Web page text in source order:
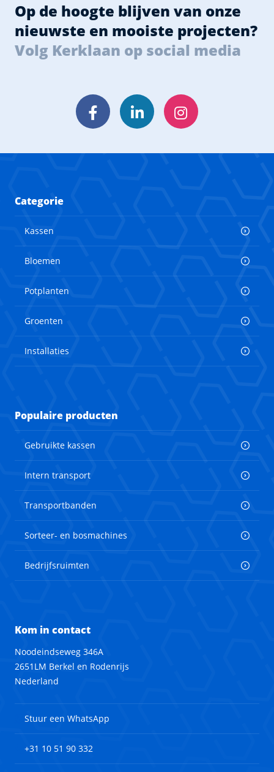
Op de hoogte blijven van onze
nieuwste en mooiste projecten?
Volg Kerklaan op social media
FacebookLinkedInInstagram
Categorie
Kassen
Bloemen
Potplanten
Groenten
Installaties
Populaire producten
Gebruikte kassen
Intern transport
Transportbanden
Sorteer- en bosmachines
Bedrijfsruimten
Kom in contact
Noodeindseweg 346A
2651LM Berkel en Rodenrijs
Nederland
Stuur een WhatsApp
+31 10 51 90 332